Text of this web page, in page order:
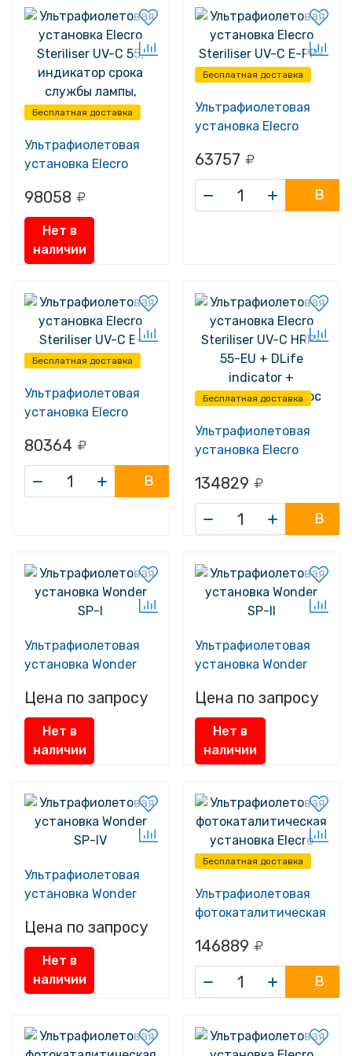
Бесплатная доставка
Ультрафиолетовая
установка Elecro
индикатор срока
службы лампы,
датчик протока
98058
Нет в
наличии
Бесплатная доставка
Ультрафиолетовая
установка Elecro
55
63757
В
корзину
Бесплатная доставка
Ультрафиолетовая
установка Elecro
PP2-55
80364
В
корзину
Бесплатная доставка
Ультрафиолетовая
установка Elecro
55-EU + DLife
indicator +
дозирующий насос
134829
В
корзину
Ультрафиолетовая
установка Wonder
Цена по запросу
Нет в
наличии
Ультрафиолетовая
установка Wonder
Цена по запросу
Нет в
наличии
Ультрафиолетовая
установка Wonder
Цена по запросу
Нет в
наличии
Бесплатная доставка
Ультрафиолетовая
фотокаталитическая
Quantum Q-65
146889
В
корзину